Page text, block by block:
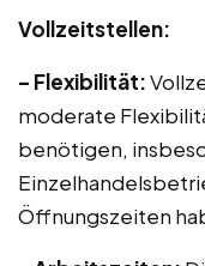
Vollzeitstellen:
– Flexibilität:
moderate
benötigen,
Öffnungszeiten